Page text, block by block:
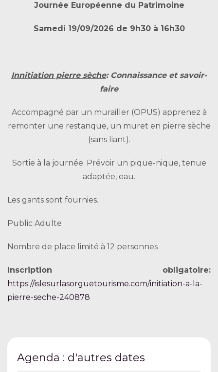
Journée Européenne du Patrimoine
Samedi 19/09/2026 de 9h30 à 16h30
Innitiation pierre sèche: Connaissance et savoir-
faire
Accompagné par un murailler (OPUS) apprenez à
remonter une restanque, un muret en pierre sèche
(sans liant).
Sortie à la journée. Prévoir un pique-nique, tenue
adaptée, eau.
Les gants sont fournies.
Public Adulte
Nombre de place limité à 12 personnes
Inscription obligatoire:
https://islesurlasorguetourisme.com/initiation-a-la-
pierre-seche-240878
Agenda : d'autres dates